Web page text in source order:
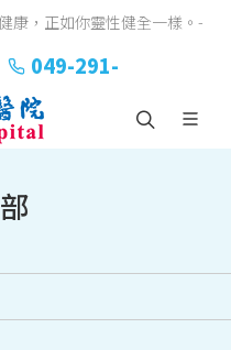
康，正如你靈性健全一樣。-
049-291-
2151#2152